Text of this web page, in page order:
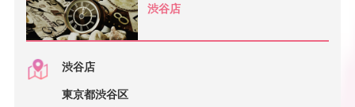
渋谷店
渋谷店
東京都渋谷区